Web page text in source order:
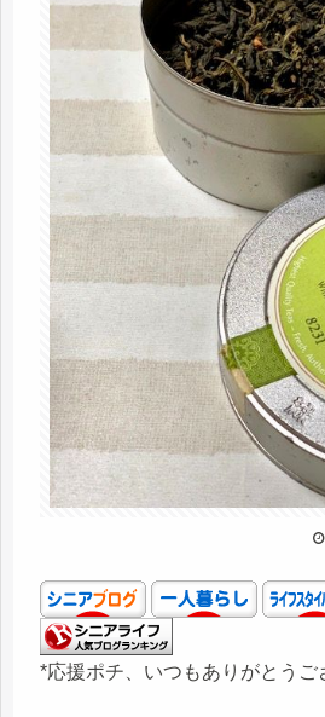
*応援ポチ、いつもありがとうご